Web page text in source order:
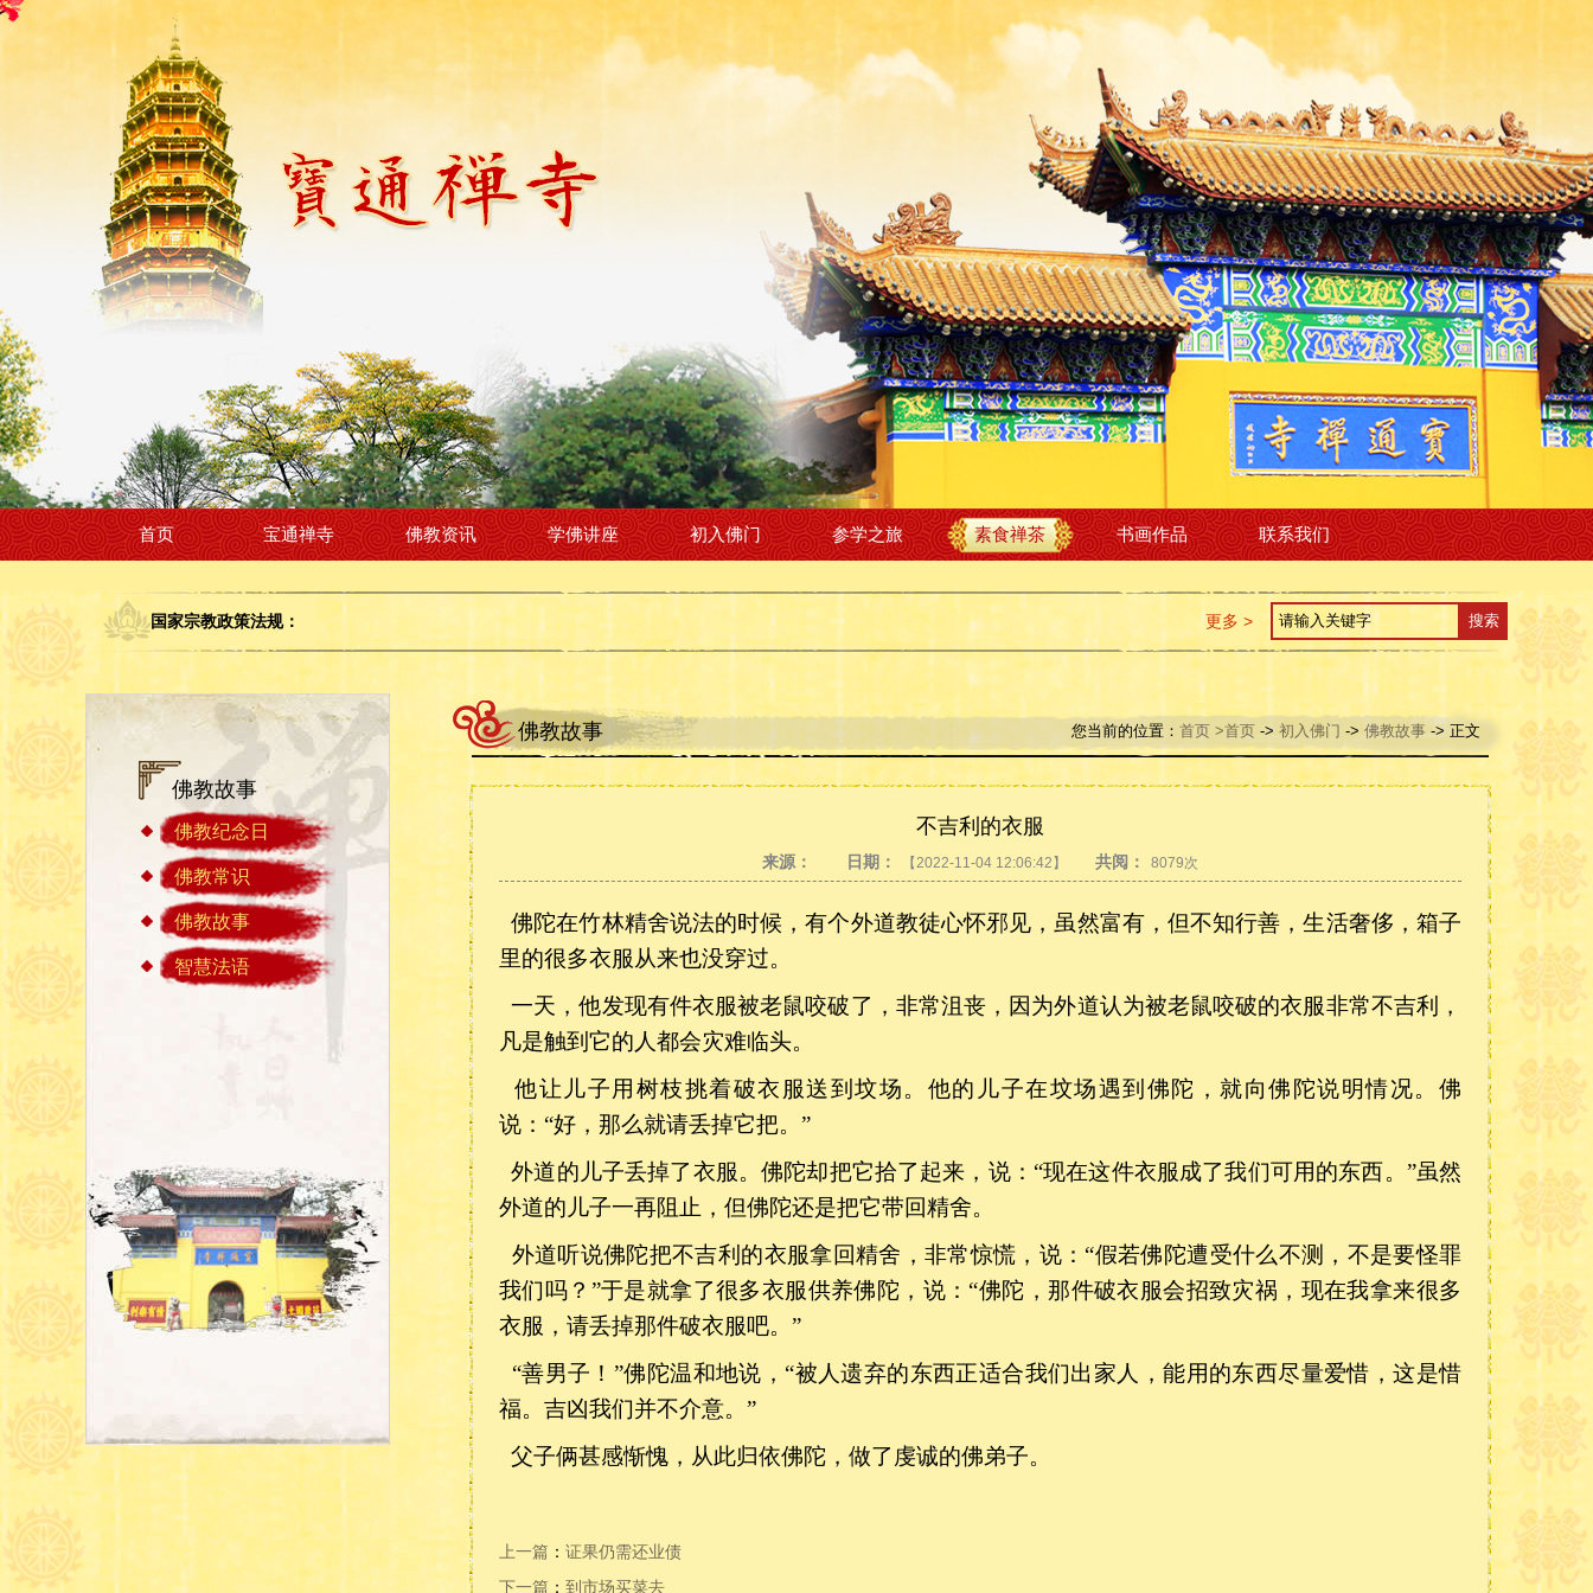
首页 宝通禅寺 佛教资讯 学佛讲座 初入佛门 参学之旅 素食禅茶 书画作品 联系我们
国家宗教政策法规： 更多 >
佛教故事
佛教纪念日
佛教常识
佛教故事
智慧法语
佛教故事 您当前的位置： 首页 >首页 -> 初入佛门 -> 佛教故事 -> 正文
不吉利的衣服
来源： 日期： 【2022-11-04 12:06:42】 共阅： 8079次
佛陀在竹林精舍说法的时候，有个外道教徒心怀邪见，虽然富有，但不知行善，生活奢侈，箱子
里的很多衣服从来也没穿过。
一天，他发现有件衣服被老鼠咬破了，非常沮丧，因为外道认为被老鼠咬破的衣服非常不吉利，
凡是触到它的人都会灾难临头。
他让儿子用树枝挑着破衣服送到坟场。他的儿子在坟场遇到佛陀，就向佛陀说明情况。佛
说： “好，那么就请丢掉它把。”
外道的儿子丢掉了衣服。佛陀却把它拾了起来，说： “现在这件衣服成了我们可用的东西。”虽然
外道的儿子一再阻止，但佛陀还是把它带回精舍。
外道听说佛陀把不吉利的衣服拿回精舍，非常惊慌，说： “假若佛陀遭受什么不测，不是要怪罪
我们吗？”于是就拿了很多衣服供养佛陀，说：“佛陀，那件破衣服会招致灾祸，现在我拿来很多
衣服，请丢掉那件破衣服吧。”
“善男子！”佛陀温和地说，“被人遗弃的东西正适合我们出家人，能用的东西尽量爱惜，这是惜
福。吉凶我们并不介意。”
父子俩甚感惭愧，从此归依佛陀，做了虔诚的佛弟子。
上一篇 ： 证果仍需还业债
下一篇 ： 到市场买菜去